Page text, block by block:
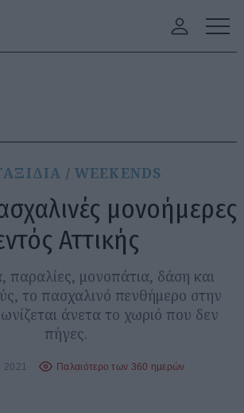
WEEKENDS
μονοήμερες
Αττικής
παραλίες, μονοπάτια, δάση και
το πασχαλινό πενθήμερο στην
άνετα το χωριό που δεν
πήγες.
2021 Παλαιότερο των 360 ημερών